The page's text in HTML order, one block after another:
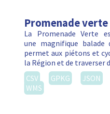
Promenade
La Promenade Verte
une magnifique
permet aux piétons et
la Région et de traverser
CSV
GPKG JSON
WMS